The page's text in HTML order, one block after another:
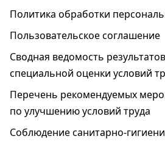
Политика обработки
Пользовательское соглашение
Cводная ведомость
специальной оценки условий
Перечень рекомендуемых
по улучшению условий труда
Соблюдение санитарно-